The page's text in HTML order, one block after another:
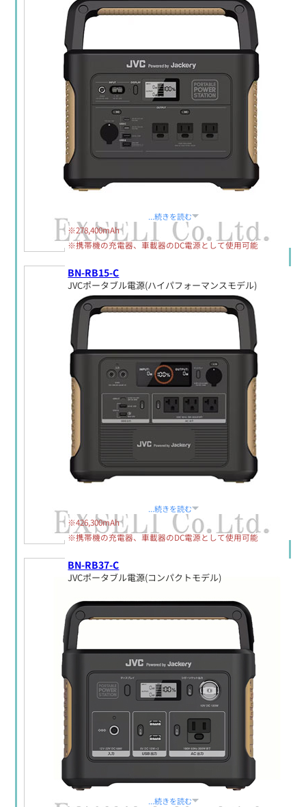
...続きを読む
※278,400mAh
※携帯機の充電器、車載器のDC電源として使用可能
BN-RB15-C
JVCポータブル電源(ハイパフォーマンスモデル)
...続きを読む
※426,300mAh
※携帯機の充電器、車載器のDC電源として使用可能
BN-RB37-C
JVCポータブル電源(コンパクトモデル)
...続きを読む